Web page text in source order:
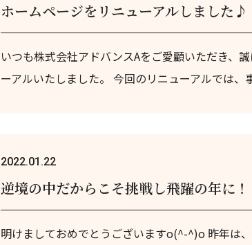
ホームページをリニューアルしました♪
いつも株式会社アドバンスAをご愛顧いただき、
ーアルいたしました。 今回のリニューアルでは
2022.01.22
逆境の中だからこそ挑戦し飛躍の年に！
明けましておめでとうございますo(^-^)o 昨年は